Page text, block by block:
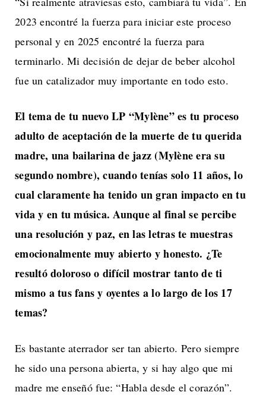
2023 encontré la fuerza para iniciar este proceso
personal y en 2025 encontré la fuerza para
terminarlo. Mi decisión de dejar de beber alcohol
fue un catalizador muy importante en todo esto.
El tema de tu nuevo LP “Mylène” es tu proceso
adulto de aceptación de la muerte de tu querida
madre, una bailarina de jazz (Mylène era su
segundo nombre), cuando tenías solo 11 años, lo
cual claramente ha tenido un gran impacto en tu
vida y en tu música. Aunque al final se percibe
una resolución y paz, en las letras te muestras
emocionalmente muy abierto y honesto. ¿Te
resultó doloroso o difícil mostrar tanto de ti
mismo a tus fans y oyentes a lo largo de los 17
temas?
Es bastante aterrador ser tan abierto. Pero siempre
he sido una persona abierta, y si hay algo que mi
madre me enseñó fue: “Habla desde el corazón”.